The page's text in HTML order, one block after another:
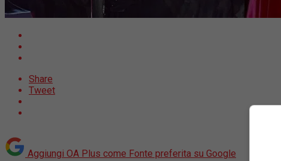
Share
Tweet
Aggiungi OA Plus come Fonte preferita su Google